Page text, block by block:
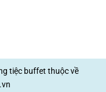
tiệc buffet thuộc về